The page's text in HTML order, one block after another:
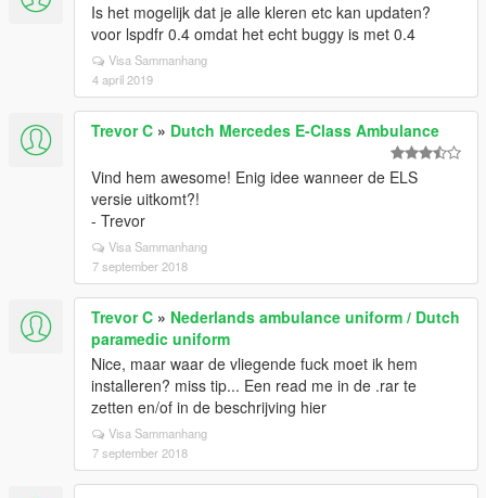
Is het mogelijk dat je alle kleren etc kan updaten?
voor lspdfr 0.4 omdat het echt buggy is met 0.4
Visa Sammanhang
4 april 2019
Trevor C » Dutch Mercedes E-Class Ambulance
Vind hem awesome! Enig idee wanneer de ELS
versie uitkomt?!
- Trevor
Visa Sammanhang
7 september 2018
Trevor C » Nederlands ambulance uniform / Dutch
paramedic uniform
Nice, maar waar de vliegende fuck moet ik hem
installeren? miss tip... Een read me in de .rar te
zetten en/of in de beschrijving hier
Visa Sammanhang
7 september 2018